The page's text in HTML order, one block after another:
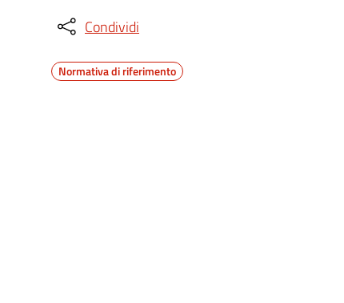
Condividi
Normativa di riferimento